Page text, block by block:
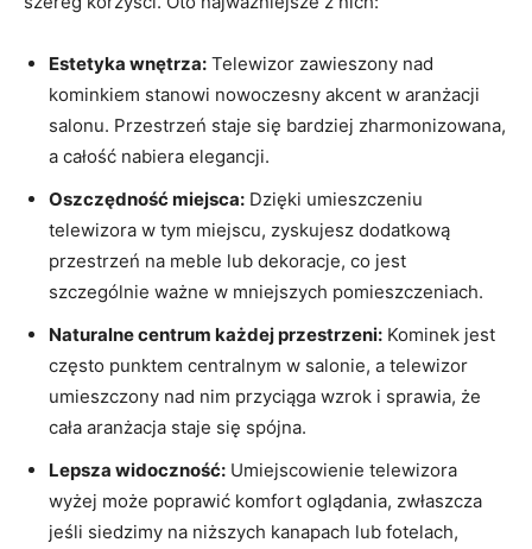
Estetyka‍ wnętrza: Telewizor zawieszony nad
kominkiem stanowi nowoczesny akcent w ‍aranżacji
salonu. Przestrzeń staje⁢ się⁢ bardziej zharmonizowana,
⁣a całość nabiera elegancji.
Oszczędność miejsca: Dzięki umieszczeniu
telewizora w tym miejscu, zyskujesz ​dodatkową
przestrzeń na meble lub dekoracje, co⁢ jest
szczególnie ważne w mniejszych pomieszczeniach.
Naturalne centrum każdej przestrzeni: Kominek jest
często punktem centralnym​ w salonie,⁤ a telewizor
umieszczony nad nim przyciąga wzrok‌ i sprawia,​ że
cała aranżacja staje się ⁢spójna.
Lepsza widoczność: Umiejscowienie telewizora
wyżej może poprawić komfort oglądania, zwłaszcza⁤
jeśli siedzimy na niższych kanapach lub fotelach,